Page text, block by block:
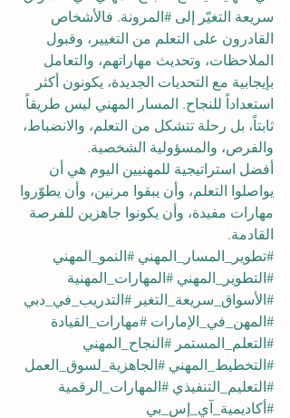
سريعة التغيّر إلى #المرونة. فالأشخاص
القادرون على التعلم من التغيير، وقبول
الملاحظات، وتحديث مهاراتهم، والتعامل
بإيجابية مع التحديات الجديدة، يكونون أكثر
استعداداً للنجاح. المسار المهني ليس طريقاً
ثابتاً، بل رحلة تتشكل من التعلم، والانضباط،
والفرص، والمسؤولية الشخصية.
أفضل استراتيجية للمهنيين اليوم هي أن
يواصلوا التعلم، وأن يبقوا مرنين، وأن يطوّروا
مهارات مفيدة، وأن يكونوا جاهزين للفرصة
القادمة.
#تطوير_المسار_المهني #النمو_المهني
#التطوير_المهني #المهارات_المهنية
#الأسواق_سريعة_التغير #التدريب_في_دبي
#المهن_في_الإمارات #مهارات_القيادة
#التعلم_المستمر #النجاح_المهني
#التخطيط_المهني #الجاهزية_لسوق_العمل
#التعليم_التنفيذي #المهارات_الرقمية
#أكاديمية_آي_إس_بي